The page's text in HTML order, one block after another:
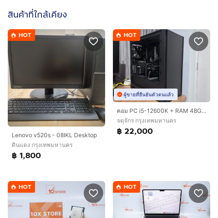
สินค้าที่ใกล้เคียง
HOT
Lenovo v520s - 08IKL Desktop
ดินแดง กรุงเทพมหานคร
฿ 1,800
HOT
ผู้ขายที่ยืนยันตัวตนแล้ว
คอม PC i5-12600K + RAM 48GB + Arc A770 16GB + SSD 1.75TB
จตุจักร กรุงเทพมหานคร
฿ 22,000
HOT HOT